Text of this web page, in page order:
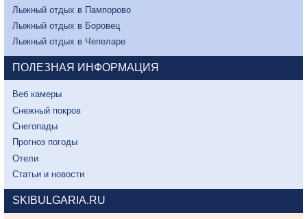
Лыжный отдых в Пампорово
Лыжный отдых в Боровец
Лыжный отдых в Чепеларе
ПОЛЕЗНАЯ ИНФОРМАЦИЯ
Веб камеры
Снежный покров
Снегопады
Прогноз погоды
Отели
Статьи и новости
SKIBULGARIA.RU